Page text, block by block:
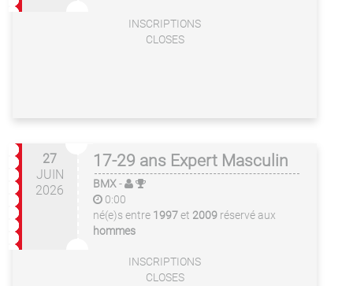
INSCRIPTIONS
CLOSES
27
JUIN
2026
17-29 ans Expert Masculin
BMX-
0:00
né(e)s entre 1997et 2009 réservé aux
hommes
INSCRIPTIONS
CLOSES